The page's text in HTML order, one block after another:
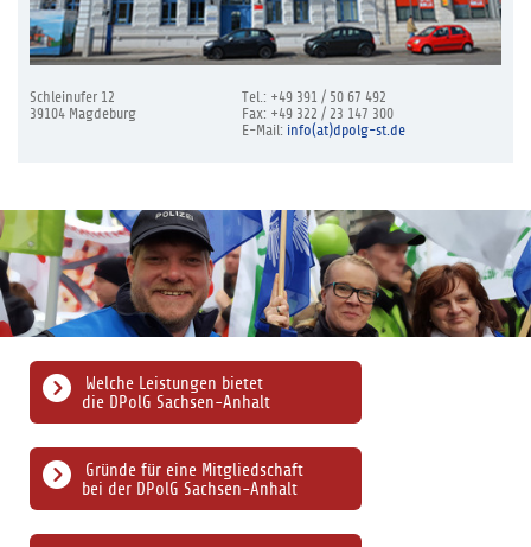
Schleinufer 12
39104 Magdeburg
Tel.: +49 391 / 50 67 492
Fax: +49 322 / 23 147 300
E-Mail: info(at)dpolg-st.de
Gründe für eine Mitgliedschaft
bei der DPolG Sachsen-Anhalt
Welche Leistungen bietet
die DPolG Sachsen-Anhalt